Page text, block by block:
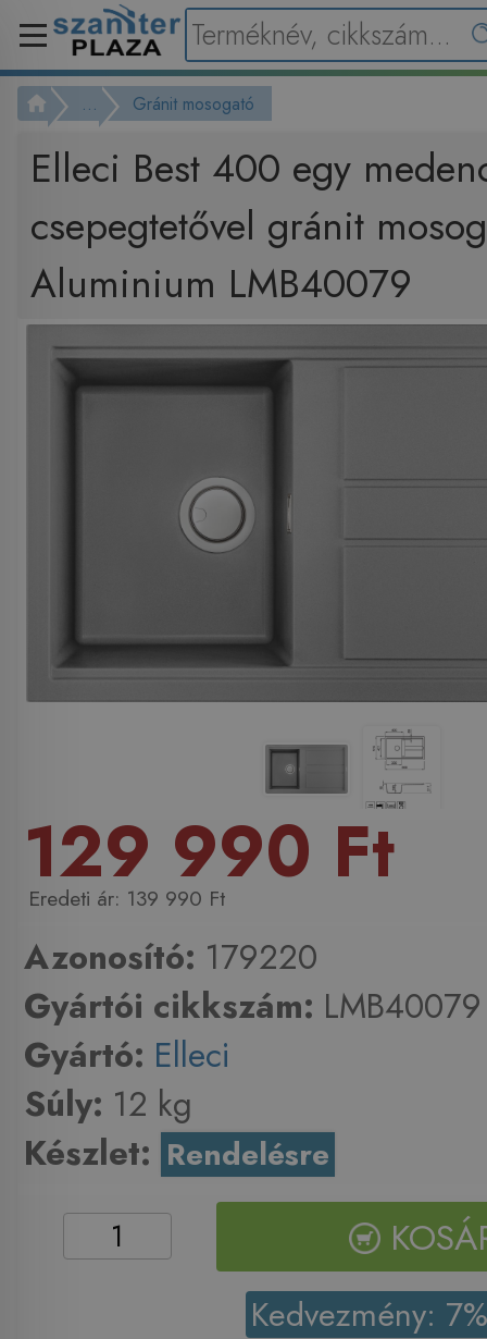
... Gránit mosogató
Elleci Best 400 egy
csepegtetővel gránit
Aluminium LMB40079
129 990 Ft
139 990 Ft
Azonosító: 179220
Gyártói cikkszám: LMB40079
Gyártó: Elleci
Súly: 12 kg
Készlet: Rendelésre
Kedvezmény: